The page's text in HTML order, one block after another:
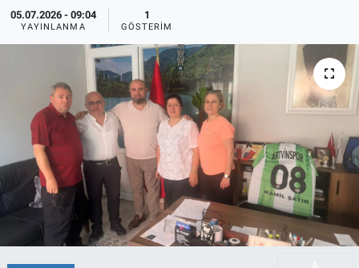
05.07.2026 - 09:04
YAYINLANMA
1
GÖSTERIM
İletişim
Tüm Manşetler
Son Dakika Haberleri
Haber Arşivi